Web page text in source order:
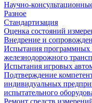
Научно-
Разное
Стандартизация
Оценка состояний
Внедрение и
Испытания программных
железнодорожного
Испытания игровых
Подтверждение
индивидуальных
испытательного
Ремонт средств